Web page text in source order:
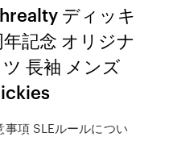
ディッキ
記念 オリジナ
長袖 メンズ
項 SLEルールについ